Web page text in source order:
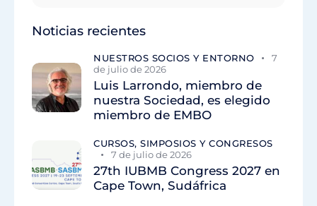
Noticias recientes
NUESTROS SOCIOS Y ENTORNO
7
de julio de 2026
Luis Larrondo, miembro de
nuestra Sociedad, es elegido
miembro de EMBO
CURSOS, SIMPOSIOS Y CONGRESOS
7 de julio de 2026
27th IUBMB Congress 2027 en
Cape Town, Sudáfrica